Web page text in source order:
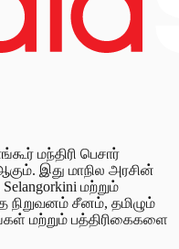
மந்திரி பெசார்
இது மாநில அரசின்
மற்றும்
நிறுவனம் சீனம், தமிழும்
மற்றும் பத்திரிகைகளை